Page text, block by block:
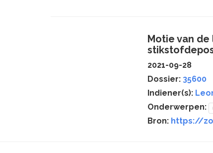
Motie van de
2021-09-28
Dossier: 35600
Indiener(s):
Onderwerpen:
Bron: https://